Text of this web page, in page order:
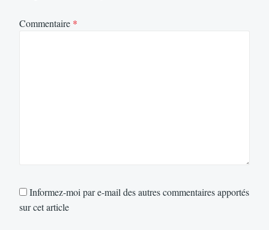
Commentaire *
Informez-moi par e-mail des autres commentaires apportés
sur cet article